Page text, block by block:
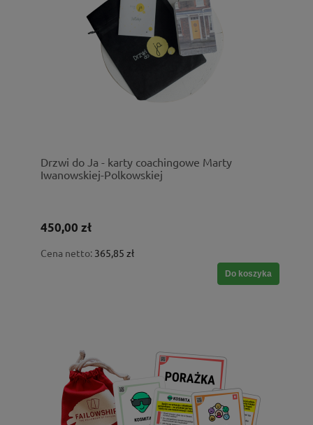
Drzwi do Ja - karty coachingowe Marty
Iwanowskiej-Polkowskiej
450,00 zł
Cena netto: 365,85 zł
Do koszyka